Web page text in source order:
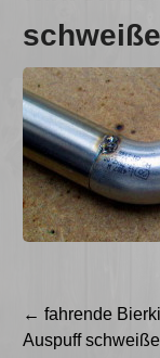
← fahrende
Auspuff